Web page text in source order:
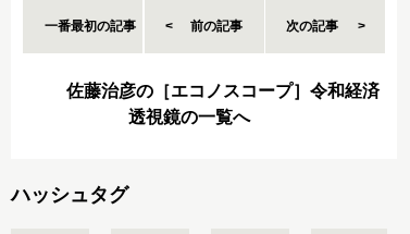
一番最初の記事 前の記事 次の記事
佐藤治彦の［エコノスコープ］令和経済
透視鏡の一覧へ
ハッシュタグ